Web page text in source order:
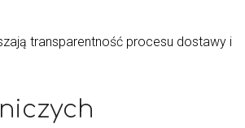
transparentność procesu dostawy i